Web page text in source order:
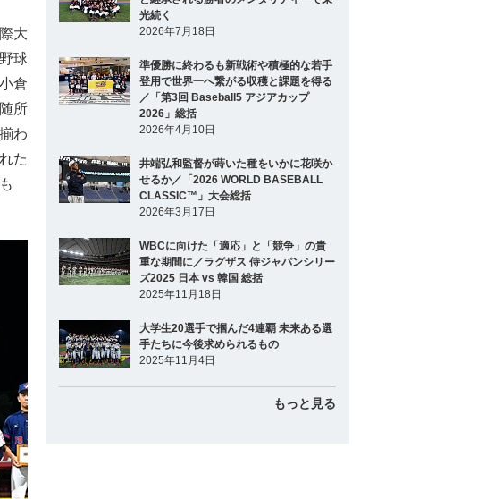
大
球
倉
所
わ
た
光続く
2026年7月18日
準優勝に終わるも新戦術や積極的な若手
登用で世界一へ繋がる収穫と課題を得る
／「第3回 Baseball5 アジアカップ
2026」総括
2026年4月10日
井端弘和監督が蒔いた種をいかに花咲か
せるか／「2026 WORLD BASEBALL
CLASSIC™」大会総括
2026年3月17日
WBCに向けた「適応」と「競争」の貴
重な期間に／ラグザス 侍ジャパンシリー
ズ2025 日本 vs 韓国 総括
2025年11月18日
大学生20選手で掴んだ4連覇 未来ある選
手たちに今後求められるもの
2025年11月4日
もっと見る